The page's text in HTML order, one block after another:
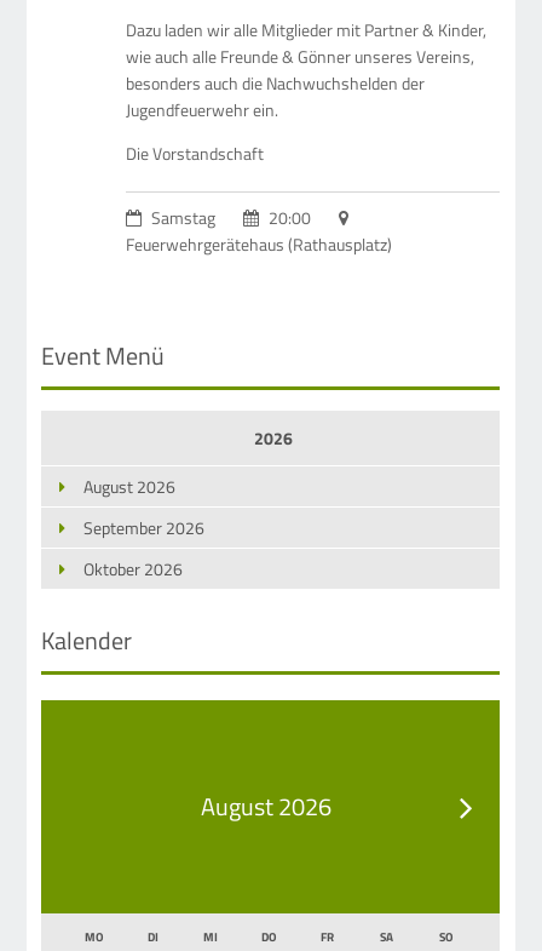
Dazu laden wir alle Mitglieder mit Partner & Kinder,
wie auch alle Freunde & Gönner unseres Vereins,
besonders auch die Nachwuchshelden der
Jugendfeuerwehr ein.
Die Vorstandschaft
Samstag
20:00
Feuerwehrgerätehaus (Rathausplatz)
Event Menü
2026
August 2026
September 2026
Oktober 2026
Kalender
August 2026
MO DI MI DO FR SA SO